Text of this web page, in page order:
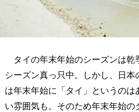
タイの年末年始のシーズンは乾
シーズン真っ只中。しかし、日本
は年末年始に「タイ」というのは
い雰囲気も。そのため年末年始の